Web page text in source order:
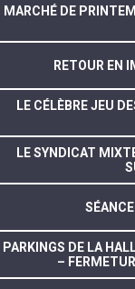
MARCHÉ DE
RETOUR EN
LE CÉLÈBRE JEU
LE SYNDICAT
PARKINGS DE LA
–